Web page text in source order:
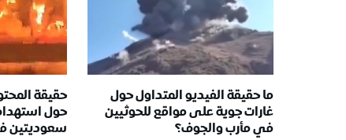
ما حقيقة الفيديو المتداول حول
غارات جوية على مواقع للحوثيين
في مأرب والجوف؟
حقيقة
حول
سعوديتين